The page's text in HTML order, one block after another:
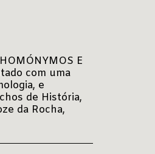
E
com uma
e
de História,
da Rocha,